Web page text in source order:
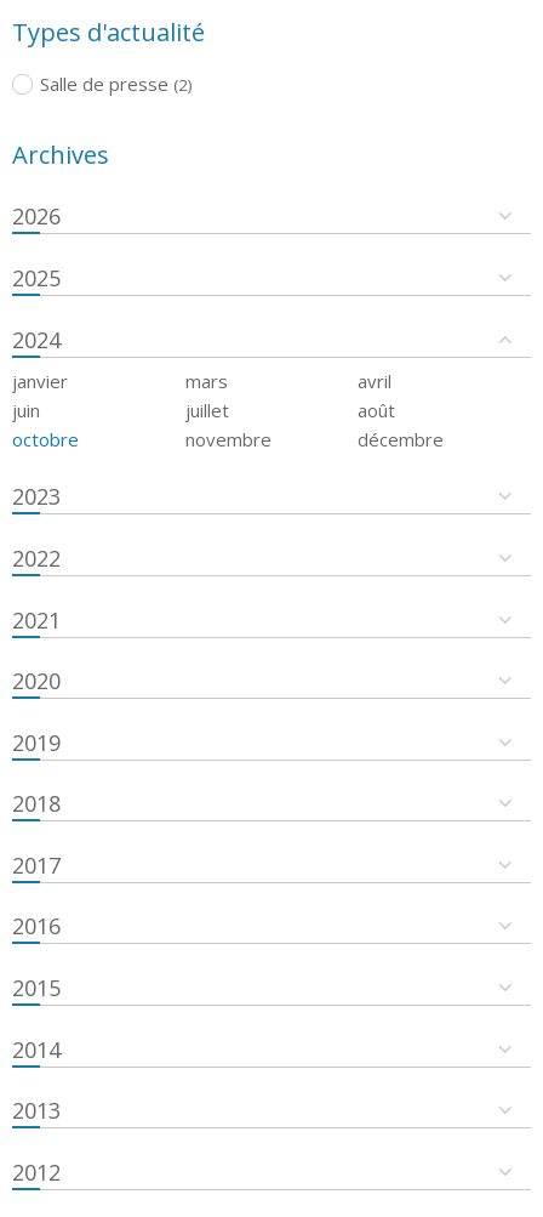
Types d'actualité
Salle de presse (2)
Archives
2026
2025
2024
janvier mars
avril
juin
juillet
août
octobre
novembre décembre
2023
2022
2021
2020
2019
2018
2017
2016
2015
2014
2013
2012